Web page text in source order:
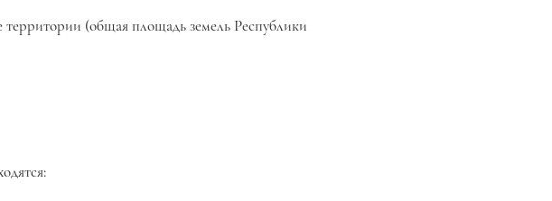
территории (общая площадь земель Республики